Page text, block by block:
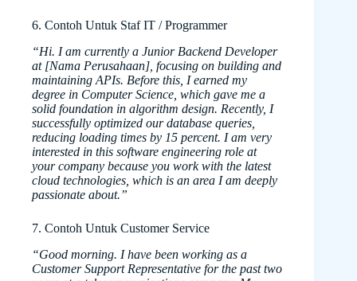
6. Contoh Untuk Staf IT / Programmer
“Hi. I am currently a Junior Backend Developer
at [Nama Perusahaan], focusing on building and
maintaining APIs. Before this, I earned my
degree in Computer Science, which gave me a
solid foundation in algorithm design. Recently, I
successfully optimized our database queries,
reducing loading times by 15 percent. I am very
interested in this software engineering role at
your company because you work with the latest
cloud technologies, which is an area I am deeply
passionate about.”
7. Contoh Untuk Customer Service
“Good morning. I have been working as a
Customer Support Representative for the past two